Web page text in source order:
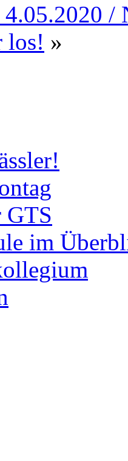
/
los! »
GTS
im